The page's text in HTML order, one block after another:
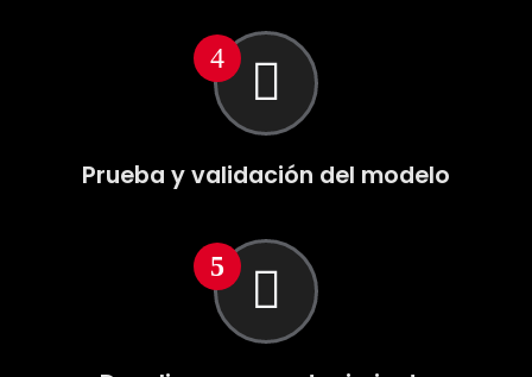
Prueba y validación del modelo